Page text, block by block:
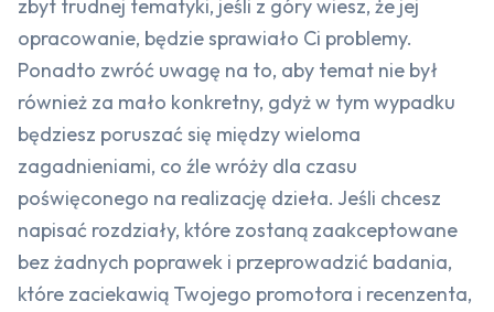
zbyt trudnej tematyki, jeśli z góry wiesz, że jej
opracowanie, będzie sprawiało Ci problemy.
Ponadto zwróć uwagę na to, aby temat nie był
również za mało konkretny, gdyż w tym wypadku
będziesz poruszać się między wieloma
zagadnieniami, co źle wróży dla czasu
poświęconego na realizację dzieła. Jeśli chcesz
napisać rozdziały, które zostaną zaakceptowane
bez żadnych poprawek i przeprowadzić badania,
które zaciekawią Twojego promotora i recenzenta,